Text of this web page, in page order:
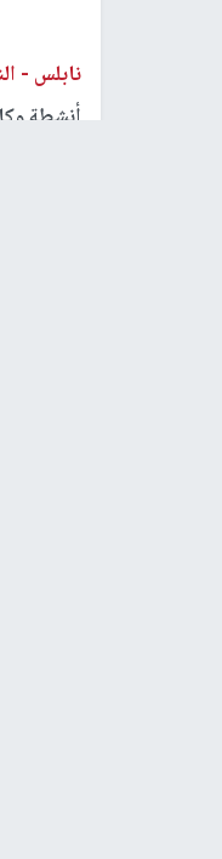
نابلس -
أنشطة